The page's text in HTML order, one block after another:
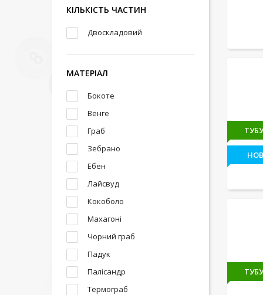
КІЛЬКІСТЬ ЧАСТИН
Двоскладовий
МАТЕРІАЛ
Бокоте
Венге
Граб
Зебрано
Ебен
Лайсвуд
Кокоболо
Махагоні
Чорний граб
Падук
Палісандр
Термограб